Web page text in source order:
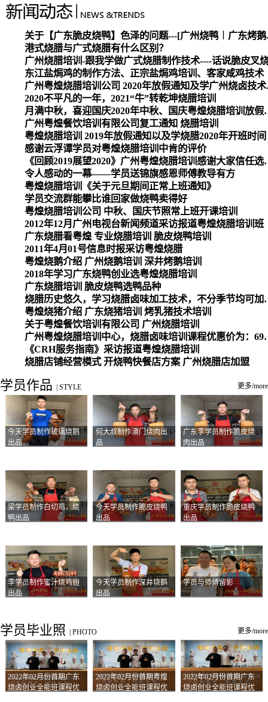
关于【广
港式烧腊与广式烧腊有什么区别？
广州烧腊培训-跟我学做广式烧腊制作技术----话说脆皮叉
东江盐焗鸡的制作方法、正宗盐焗鸡培训、客家咸鸡技术
广州粤煌
2020不平凡的一年，2021“牛”转乾坤烧腊培训
月满中秋，喜迎
广州粤煌餐饮培训有限公司复工通知 烧腊培训
粤煌烧腊培训 2019年放假通知以及学烧腊2020年开班时间
感谢云浮谭学员对粤煌烧腊培训中肯的评价
《回顾2019展望
令人感动的一幕——学员送锦旗感恩师傅教导有方
粤煌烧腊培训《关于元旦期间正常上班通知》
学员交流群能攀比谁回家做烧鸭卖得好
粤煌烧腊培训公司 中秋、国庆节照常上班开课培训
2012年12月广州电视台新闻频道采访报道粤煌烧腊培训班
广东烧腊看粤煌 专业烧腊培训 脆皮烧鸭培训
2011年4月01号信息时报采访粤煌烧腊
粤煌烧鹅介绍 广州烧鹅培训 深井烤鹅培训
2018年学习广东烧鸭创业选粤煌烧腊培训
广东烧腊培训 脆皮烧鸭选鸭品种
烧腊历史悠久，学习
粤煌烧猪介绍 广东烧猪培训 烤乳猪技术培训
关于粤煌餐饮培训有限公司 广州烧腊培训
广州粤煌烧腊培训中心，烧腊卤味培训课程优惠价为：6980元
《CRH服务指南》采访报道粤煌烧腊培训
烧腊店铺经营模式 开烧鸭快餐店方案 广州烧腊店加盟
学员作品 STYLE 更多/more
今天学员制作玻璃烧鹅
出品
何大叔制作澳门烧肉出
品
广东李学员制作脆皮烧
肉出品
梁学员制作白切鸡、烧
鸭出品
今天学员制作脆皮烧鸭
出品
重庆学员制作脆皮烧鸭
出品
李学员制作蜜汁烧鸡翅
出品
今天学员制作深井烧鹅
出品
学员与师傅留影
学员毕业照 PHOTO 更多/more
2022年02月份首期广东
烧卤创业全能班课程优
2022年02月份首期粤煌
烧卤创业全能班课程优
2022年02月份首期广东
烧卤创业全能班课程优